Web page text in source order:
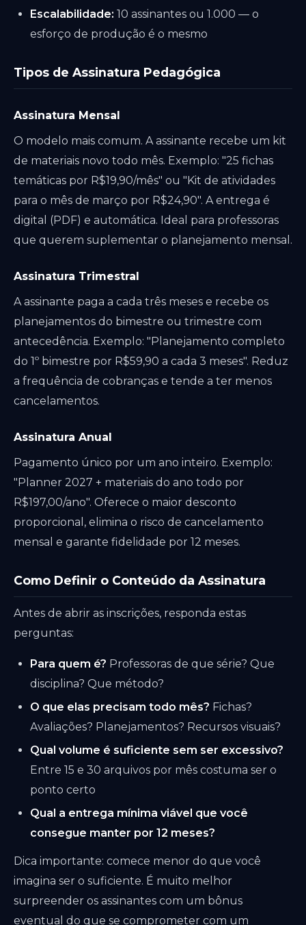
Escalabilidade: 10 assinantes ou 1.000 — o
esforço de produção é o mesmo
Tipos de Assinatura Pedagógica
Assinatura Mensal
O modelo mais comum. A assinante recebe um kit
de materiais novo todo mês. Exemplo: "25 fichas
temáticas por R$19,90/mês" ou "Kit de atividades
para o mês de março por R$24,90". A entrega é
digital (PDF) e automática. Ideal para professoras
que querem suplementar o planejamento mensal.
Assinatura Trimestral
A assinante paga a cada três meses e recebe os
planejamentos do bimestre ou trimestre com
antecedência. Exemplo: "Planejamento completo
do 1º bimestre por R$59,90 a cada 3 meses". Reduz
a frequência de cobranças e tende a ter menos
cancelamentos.
Assinatura Anual
Pagamento único por um ano inteiro. Exemplo:
"Planner 2027 + materiais do ano todo por
R$197,00/ano". Oferece o maior desconto
proporcional, elimina o risco de cancelamento
mensal e garante fidelidade por 12 meses.
Como Definir o Conteúdo da Assinatura
Antes de abrir as inscrições, responda estas
perguntas:
Para quem é? Professoras de que série? Que
disciplina? Que método?
O que elas precisam todo mês? Fichas?
Avaliações? Planejamentos? Recursos visuais?
Qual volume é suficiente sem ser excessivo?
Entre 15 e 30 arquivos por mês costuma ser o
ponto certo
Qual a entrega mínima viável que você
consegue manter por 12 meses?
Dica importante: comece menor do que você
imagina ser o suficiente. É muito melhor
surpreender os assinantes com um bônus
eventual do que se comprometer com um